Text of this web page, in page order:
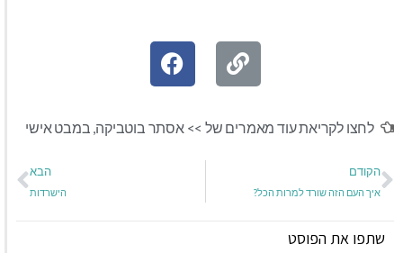
לחצו לקריאת עוד מאמרים של >> אסתר בוטביקה, במבט אישי
הקודם
איך העם הזה שורד למרות הכל?
הבא
הישרדות
שתפו את הפוסט